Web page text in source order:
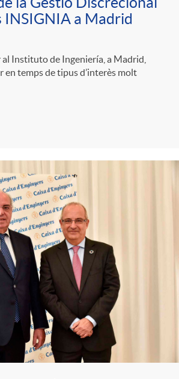
INSIGNIA a Madrid
al Instituto de Ingeniería, a Madrid,
en temps de tipus d’interès molt